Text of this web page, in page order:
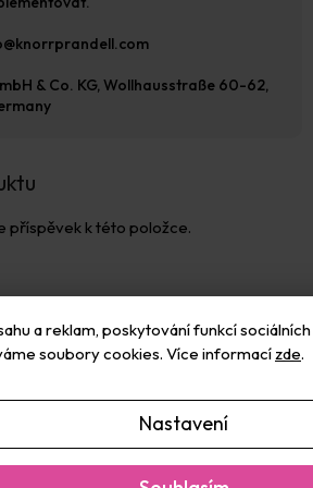
a reklam, poskytování funkcí
soubory cookies. Více informací zde.
Nastavení
příspěvek k této položce.
& Co. KG, Wollhausstraße 60-62,